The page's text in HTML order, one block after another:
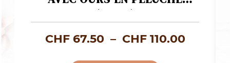
(BRUN)
CHF67.50 – CHF110.00Plage